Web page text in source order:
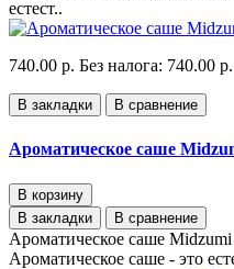
естест..
740.00 р. Без налога: 740.00 р.
В закладки В сравнение
Ароматическое саше
В корзину
В закладки
В сравнение
Ароматическое саше
Ароматическое саше - это